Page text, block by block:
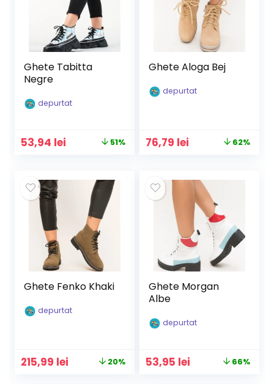
Ghete Tabitta
Negre
depurtat
Prețul
fost:
109,90 lei.
53,94 lei
53,94 lei.
51%
Ghete Aloga Bej
depurtat
Prețul
fost:
199,90 lei.
76,79 lei
76,79 lei.
62%
Ghete Fenko Khaki
depurtat
Prețul
215,99 lei Prețul 20%
Ghete Morgan
Albe
depurtat
Prețul
53,95 lei 66%